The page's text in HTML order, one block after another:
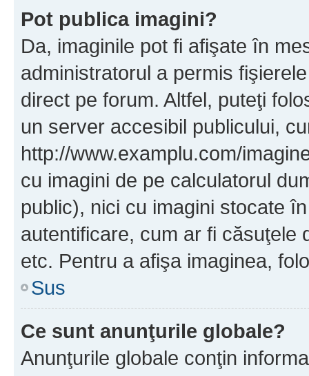
Pot publica imagini?
Da, imaginile pot fi afişate în
administratorul a permis
direct pe forum. Altfel, puteţi
un server accesibil publicului,
http://www.examplu.com/
cu imagini de pe calculatorul
public), nici cu imagini stocate
autentificare, cum ar fi căsuţele
etc. Pentru a afişa imaginea,
Sus
Ce sunt anunţurile globale?
Anunţurile globale conţin